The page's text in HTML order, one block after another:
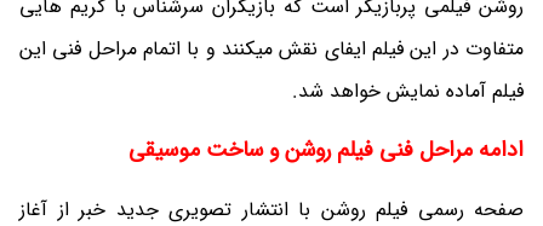
روشن فیلمی پربازیگر است که بازیگران سرشناس با گریم هایی
متفاوت در این فیلم ایفای نقش میکنند و با اتمام مراحل فنی این
فیلم آماده نمایش خواهد شد.
ادامه مراحل فنی فیلم روشن و ساخت موسیقی
صفحه رسمی فیلم روشن با انتشار تصویری جدید خبر از آغاز